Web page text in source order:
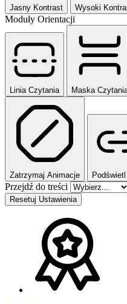
Jasny Kontrast Wysoki
Moduły Orientacji
Linia Czytania Maska
Zatrzymaj Animacje
Przejdź do treści
Resetuj Ustawienia